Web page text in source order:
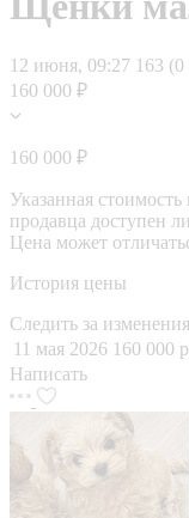
12 июня, 09:27 163 (0
160 000 ₽
160 000 ₽
Указанная
продавца доступен
Цена может
История цены
Следить за
11 мая 2026 160 000
Написать